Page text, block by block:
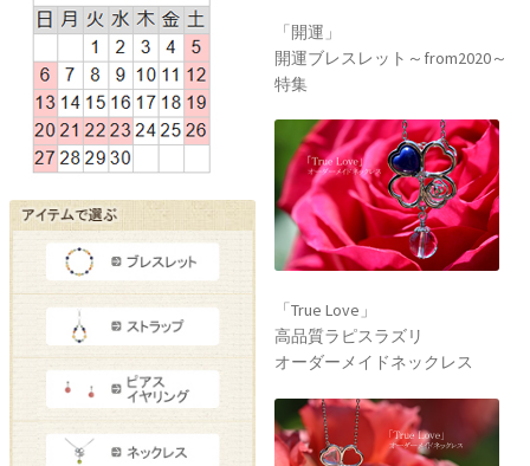
「True Love」
高品質ラピスラズリ